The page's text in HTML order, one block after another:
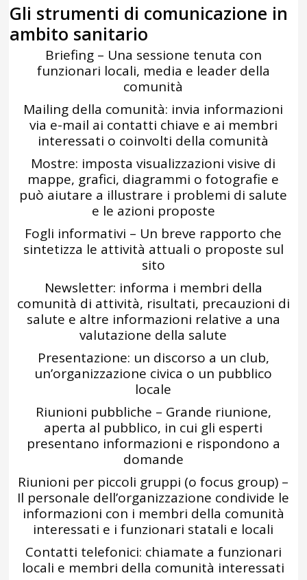
Gli strumenti di comunicazione in
ambito sanitario
Briefing – Una sessione tenuta con
funzionari locali, media e leader della
comunità
Mailing della comunità: invia informazioni
via e-mail ai contatti chiave e ai membri
interessati o coinvolti della comunità
Mostre: imposta visualizzazioni visive di
mappe, grafici, diagrammi o fotografie e
può aiutare a illustrare i problemi di salute
e le azioni proposte
Fogli informativi – Un breve rapporto che
sintetizza le attività attuali o proposte sul
sito
Newsletter: informa i membri della
comunità di attività, risultati, precauzioni di
salute e altre informazioni relative a una
valutazione della salute
Presentazione: un discorso a un club,
un’organizzazione civica o un pubblico
locale
Riunioni pubbliche – Grande riunione,
aperta al pubblico, in cui gli esperti
presentano informazioni e rispondono a
domande
Riunioni per piccoli gruppi (o focus group) –
Il personale dell’organizzazione condivide le
informazioni con i membri della comunità
interessati e i funzionari statali e locali
Contatti telefonici: chiamate a funzionari
locali e membri della comunità interessati